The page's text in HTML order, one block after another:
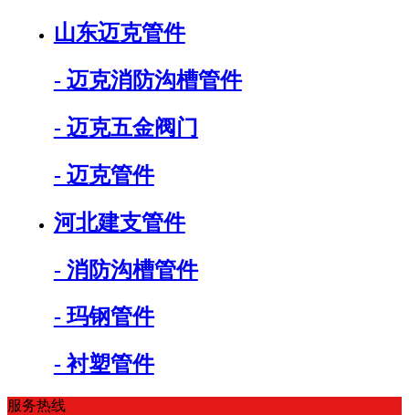
山东迈克管件
- 迈克消防沟槽管件
- 迈克五金阀门
- 迈克管件
河北建支管件
- 消防沟槽管件
- 玛钢管件
- 衬塑管件
服务热线